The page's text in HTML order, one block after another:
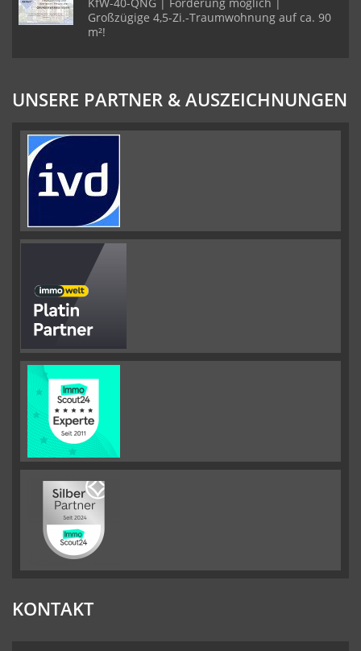
Großzügige 4,5-Zi.-Traumwohnung auf ca. 90
m²!
UNSERE PARTNER & AUSZEICHNUNGEN
KONTAKT